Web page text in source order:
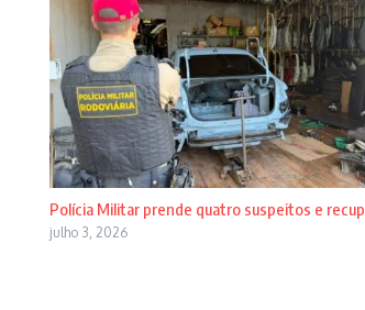
Polícia Militar prende quatro suspeitos e
julho 3, 2026